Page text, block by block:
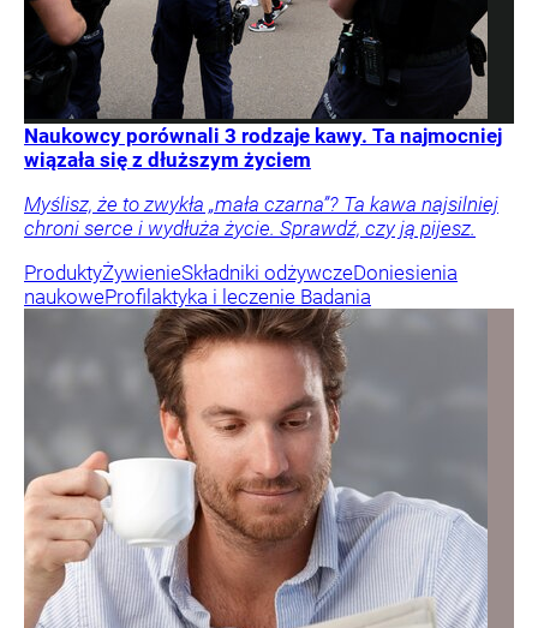
Naukowcy porównali 3 rodzaje kawy. Ta najmocniej
wiązała się z dłuższym życiem
Myślisz, że to zwykła „mała czarna”? Ta kawa najsilniej
chroni serce i wydłuża życie. Sprawdź, czy ją pijesz.
ProduktyŻywienieSkładniki odżywczeDoniesienia
naukoweProfilaktyka i leczenie Badania